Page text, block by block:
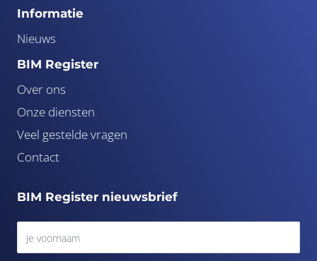
Informatie
Nieuws
BIM Register
Over ons
Onze diensten
Veel gestelde vragen
Contact
BIM Register nieuwsbrief